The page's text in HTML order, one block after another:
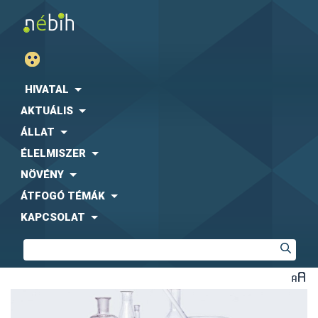
HIVATAL
AKTUÁLIS
ÁLLAT
ÉLELMISZER
NÖVÉNY
ÁTFOGÓ TÉMÁK
KAPCSOLAT